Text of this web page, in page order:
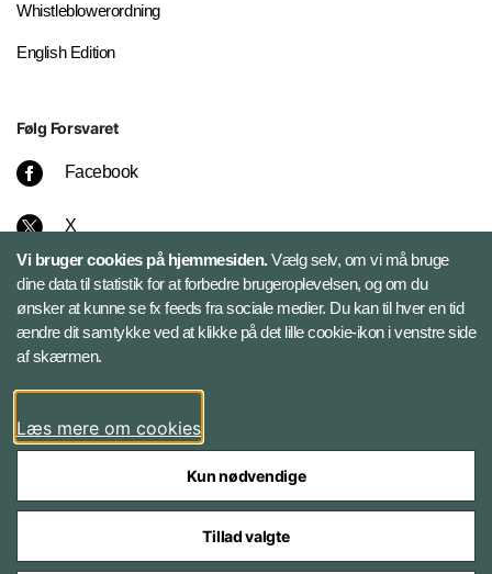
Whistleblowerordning
English Edition
Følg Forsvaret
Facebook
X
Instagram
Bluesky
LinkedIn
Vi bruger cookies på hjemmesiden.Vælg selv, om vi må bruge
dine data til statistik for at forbedre brugeroplevelsen, og om du
ønsker at kunne se fx feeds fra sociale medier. Du kan til hver en tid
ændre dit samtykke ved at klikke på det lille cookie-ikon i venstre side
af skærmen.
Læs mere om cookies
Kun nødvendige
Tillad valgte